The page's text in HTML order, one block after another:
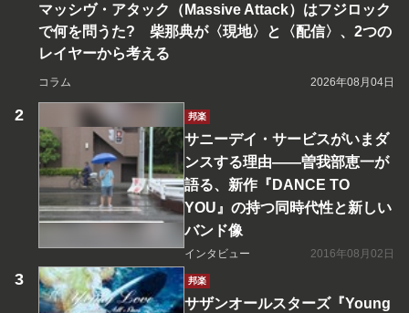
マッシヴ・アタック（Massive Attack）はフジロック
で何を問うた? 柴那典が〈現地〉と〈配信〉、2つの
レイヤーから考える
コラム 2026年08月04日
邦楽
サニーデイ・サービスがいまダ
ンスする理由――曽我部恵一が
語る、新作『DANCE TO
YOU』の持つ同時代性と新しい
バンド像
インタビュー 2016年08月02日
邦楽
サザンオールスターズ『Young